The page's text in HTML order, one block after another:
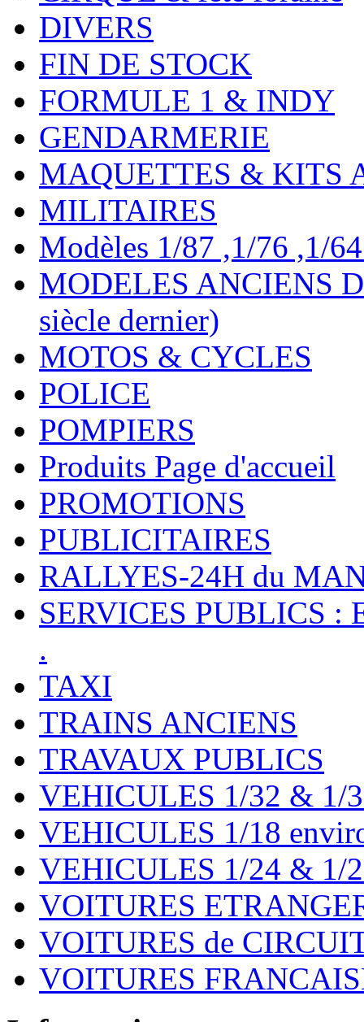
DIVERS
FIN DE STOCK
FORMULE 1 & INDY
GENDARMERIE
MAQUETTES & KITS
MILITAIRES
Modèles 1/87 ,1/76 ,1/
MODELES ANCIENS
siècle dernier)
MOTOS & CYCLES
POLICE
POMPIERS
Produits Page d'accueil
PROMOTIONS
PUBLICITAIRES
RALLYES-24H du
SERVICES PUBLICS :
.
TAXI
TRAINS ANCIENS
TRAVAUX PUBLICS
VEHICULES 1/32 & 1/
VEHICULES 1/18
VEHICULES 1/24 & 1/
VOITURES
VOITURES de
VOITURES